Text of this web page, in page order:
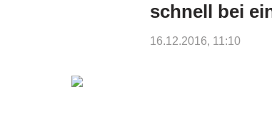
schnell bei
16.12.2016, 11:10